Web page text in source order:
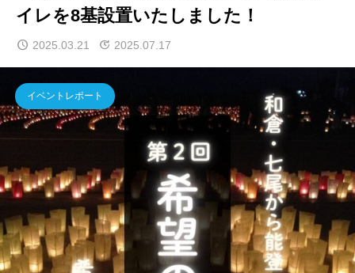
イレを8基設置いたしました！
2025.03.21 2025.07.17
イベントレポート